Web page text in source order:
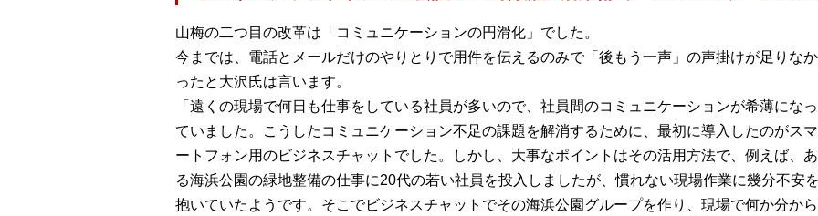
山梅の二つ目の改革は「コミュニケーションの円滑化」でした。
今までは、電話とメールだけのやりとりで用件を伝えるのみで「後もう一声」の声掛けが足りなか
ったと大沢氏は言います。
「遠くの現場で何日も仕事をしている社員が多いので、社員間のコミュニケーションが希薄になっ
ていました。こうしたコミュニケーション不足の課題を解消するために、最初に導入したのがスマ
ートフォン用のビジネスチャットでした。しかし、大事なポイントはその活用方法で、例えば、あ
る海浜公園の緑地整備の仕事に20代の若い社員を投入しましたが、慣れない現場作業に幾分不安を
抱いていたようです。そこでビジネスチャットでその海浜公園グループを作り、現場で何か分から